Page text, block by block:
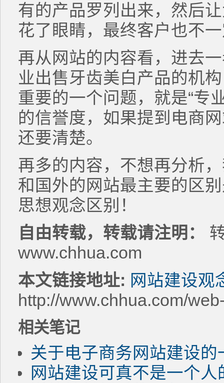
有的产品罗列出来，然后
花了眼睛，最终客户也不
再从网站的内容看，进去
业出售牙齿美白产品的机
重要的一个问题，就是“专
的信誉度，如果提到电商
还要清楚。
再多的内容，不想再分析
和国外的网站最主要的区
思想观念区别！
自由转载，转载请注明：
www.chhua.com
本文链接地址: 网站建设观
http://www.chhua.com/
相关笔记
关于电子商务网站建设的
网站建设可真不是一个人